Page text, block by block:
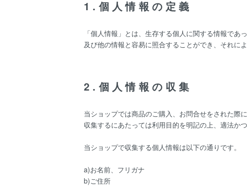
1.個人情報の定義
「個人情報」とは、生存する個人に関する情報で
及び他の情報と容易に照合することができ、それに
2.個人情報の収集
当ショップでは商品のご購入、お問合せをされた際
収集するにあたっては利用目的を明記の上、適法か
当ショップで収集する個人情報は以下の通りです。
a)お名前、フリガナ
b)ご住所